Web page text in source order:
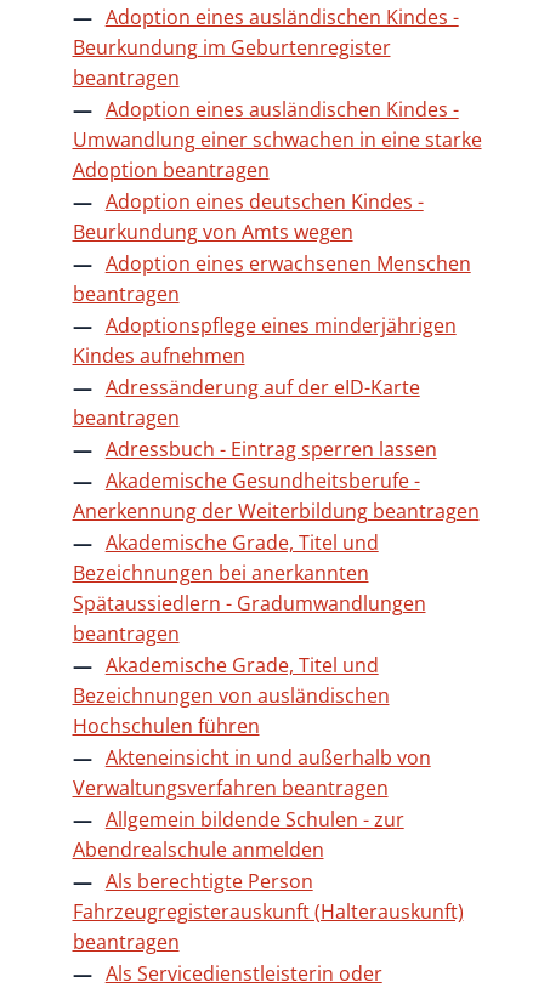
Adoption eines ausländischen Kindes -
Beurkundung im Geburtenregister
beantragen
Adoption eines ausländischen Kindes -
Umwandlung einer schwachen in eine starke
Adoption beantragen
Adoption eines deutschen Kindes -
Beurkundung von Amts wegen
Adoption eines erwachsenen Menschen
beantragen
Adoptionspflege eines minderjährigen
Kindes aufnehmen
Adressänderung auf der eID-Karte
beantragen
Adressbuch - Eintrag sperren lassen
Akademische Gesundheitsberufe -
Anerkennung der Weiterbildung beantragen
Akademische Grade, Titel und
Bezeichnungen bei anerkannten
Spätaussiedlern - Gradumwandlungen
beantragen
Akademische Grade, Titel und
Bezeichnungen von ausländischen
Hochschulen führen
Akteneinsicht in und außerhalb von
Verwaltungsverfahren beantragen
Allgemein bildende Schulen - zur
Abendrealschule anmelden
Als berechtigte Person
Fahrzeugregisterauskunft (Halterauskunft)
beantragen
Als Servicedienstleisterin oder